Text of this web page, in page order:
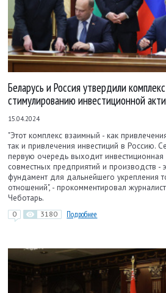
Беларусь и Россия утвердили
стимулированию инвестиционной
15.04.2024
"Этот комплекс взаимный - как
так и привлечения инвестиций в Россию.
первую очередь выходит инвестиционная
совместных предприятий и производств -
фундамент для дальнейшего укрепления
отношений", - прокомментировал
Чеботарь.
0 3180 Подробнее